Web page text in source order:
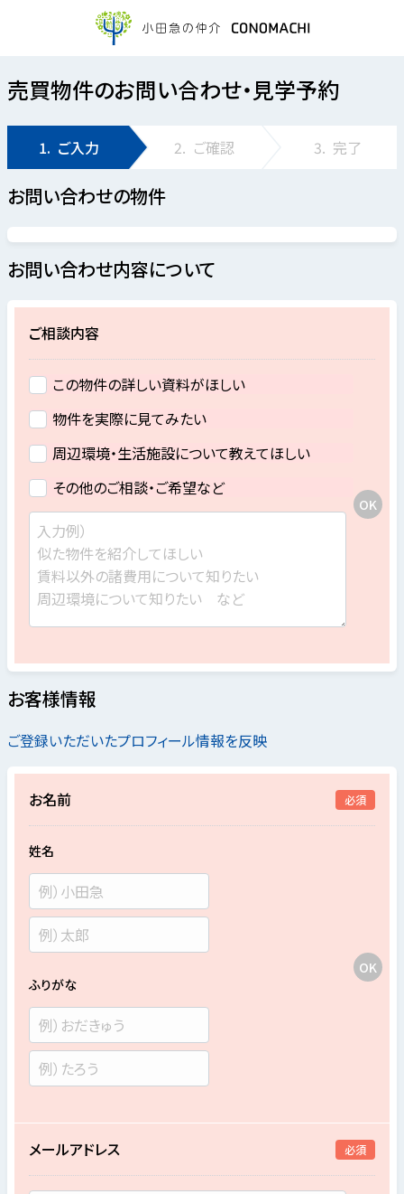
売買物件のお問い合わせ・見学予約
1. ご入力 2. ご確認 3. 完了
お問い合わせの物件
お問い合わせ内容について
ご相談内容
この物件の詳しい資料がほしい
物件を実際に見てみたい
周辺環境・生活施設について教えてほしい
その他のご相談・ご希望など
お客様情報
ご登録いただいたプロフィール情報を反映
お名前 必須
姓名
ふりがな
メールアドレス 必須